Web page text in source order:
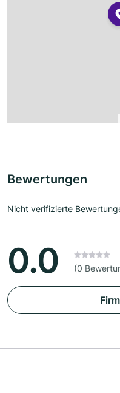
Bewertungen
Nicht verifizierte
0.0 (0